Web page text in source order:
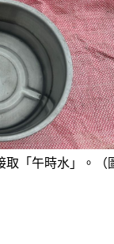
取「午時水」。（